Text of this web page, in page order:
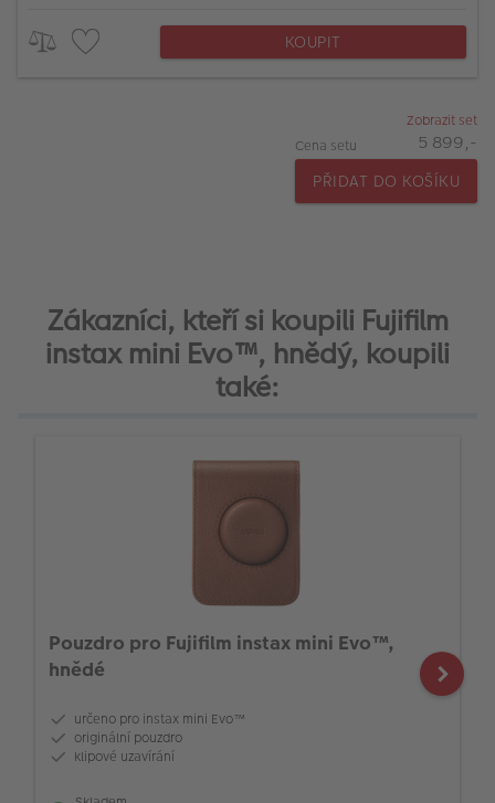
KOUPIT
Zobrazit set
Cena setu
5 899,-
PŘIDAT DO KOŠÍKU
Zákazníci, kteří si koupili Fujifilm
instax mini Evo™, hnědý, koupili
také:
Pouzdro pro Fujifilm instax mini Evo™,
hnědé
určeno pro instax mini Evo™
originální pouzdro
klipové uzavírání